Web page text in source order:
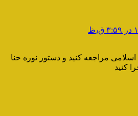
مراجعه کنید و دستور نوره حنا
کنید